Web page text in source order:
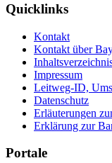
Quicklinks
Kontakt
Kontakt über
Impressum
Leitweg-ID,
Datenschutz
Erläuterungen
Erklärung zur
Portale